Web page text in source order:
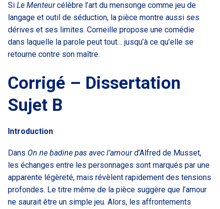
Si Le Menteurcélèbre l’art du mensonge comme jeu de
langage et outil de séduction, la pièce montre aussi ses
dérives et ses limites. Corneille propose une comédie
dans laquelle la parole peut tout… jusqu’à ce qu’elle se
retourne contre son maître.
Corrigé – Dissertation
Sujet B
Introduction
Dans On ne badine pas avec l’amourd’Alfred de Musset,
les échanges entre les personnages sont marqués par une
apparente légèreté, mais révèlent rapidement des tensions
profondes. Le titre même de la pièce suggère que l’amour
ne saurait être un simple jeu. Alors, les affrontements